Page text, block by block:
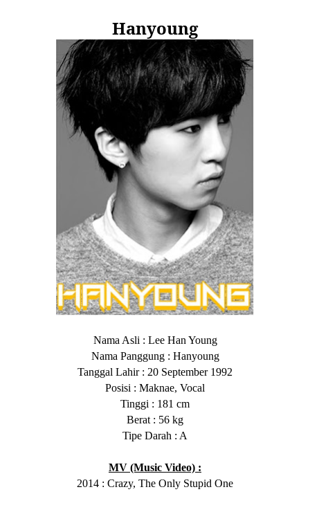
Hanyoung
Nama Asli : Lee Han Young
Nama Panggung : Hanyoung
Tanggal Lahir : 20 September 1992
Posisi : Maknae, Vocal
Tinggi : 181 cm
Berat : 56 kg
Tipe Darah : A
MV (Music Video) :
2014 : Crazy, The Only Stupid One